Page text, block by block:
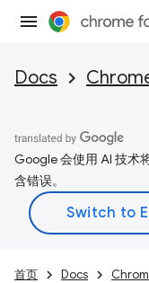
Docs
Google 会使用 AI 技术
含错误。
首页 Docs